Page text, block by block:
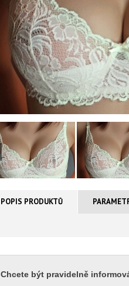
POPIS PRODUKTŮ
Chcete být pravidelně